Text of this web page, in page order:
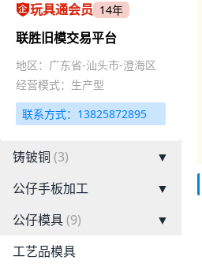
玩具通会员 14年
联胜旧模交易平台
地区：广东省-汕头市-澄海区
经营模式：生产型
联系方式：13825872895
铸铍铜 (3)
▼
公仔手板加工
▼
公仔模具(9)
▼
工艺品模具